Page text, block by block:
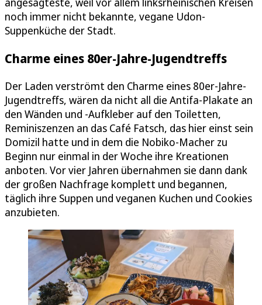
noch immer nicht bekannte, vegane Udon-
Suppenküche der Stadt.
Charme eines 80er-Jahre-Jugendtreffs
Der Laden verströmt den Charme eines 80er-Jahre-
Jugendtreffs, wären da nicht all die Antifa-Plakate an
den Wänden und -Aufkleber auf den Toiletten,
Reminiszenzen an das Café Fatsch, das hier einst sein
Domizil hatte und in dem die Nobiko-Macher zu
Beginn nur einmal in der Woche ihre Kreationen
anboten. Vor vier Jahren übernahmen sie dann dank
der großen Nachfrage komplett und begannen,
täglich ihre Suppen und veganen Kuchen und Cookies
anzubieten.